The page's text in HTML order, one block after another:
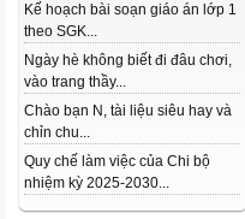
Kế hoạch bài soạn giáo án lớp 1
theo SGK...
Ngày hè không biết đi đâu chơi,
vào trang thầy...
Chào bạn N, tài liệu siêu hay và
chỉn chu...
Quy chế làm việc của Chi bộ
nhiệm kỳ 2025-2030...